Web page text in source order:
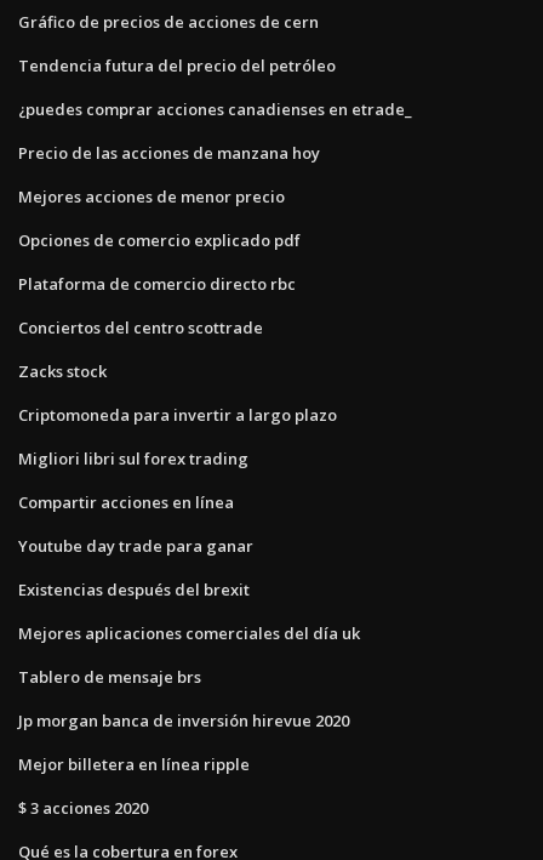
Gráfico de precios de acciones de cern
Tendencia futura del precio del petróleo
¿puedes comprar acciones canadienses en etrade_
Precio de las acciones de manzana hoy
Mejores acciones de menor precio
Opciones de comercio explicado pdf
Plataforma de comercio directo rbc
Conciertos del centro scottrade
Zacks stock
Criptomoneda para invertir a largo plazo
Migliori libri sul forex trading
Compartir acciones en línea
Youtube day trade para ganar
Existencias después del brexit
Mejores aplicaciones comerciales del día uk
Tablero de mensaje brs
Jp morgan banca de inversión hirevue 2020
Mejor billetera en línea ripple
$ 3 acciones 2020
Qué es la cobertura en forex